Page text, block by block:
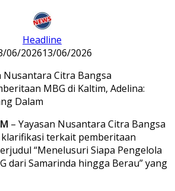
Headline
06/202613/06/2026
– Yayasan Nusantara Citra Bangsa
terkait pemberitaan
“Menelusuri Siapa Pengelola
dari Samarinda hingga Berau” yang